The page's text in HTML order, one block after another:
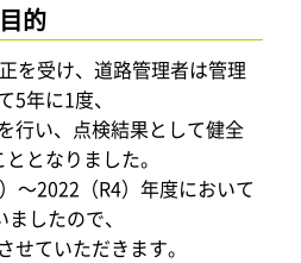
的
を受け、道路管理者は管理
5年に1度、
行い、点検結果として健全
となりました。
～2022（R4）年度において
したので、
せていただきます。